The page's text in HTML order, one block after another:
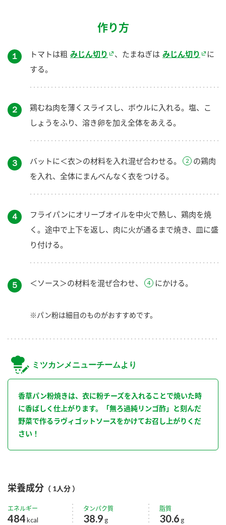
作り方
１ トマトは粗 みじん切り 、たまねぎは みじん切り
に
する。
２
鶏むね肉を薄くスライスし、ボウルに入れる。塩、こ
しょうをふり、溶き卵を加え全体をあえる。
３ バットに＜衣＞の材料を入れ混ぜ合わせる。
の鶏肉
を入れ、全体にまんべんなく衣をつける。
４
フライパンにオリーブオイルを中火で熱し、鶏肉を焼
く。途中で上下を返し、肉に火が通るまで焼き、皿に盛
り付ける。
５ ＜ソース＞の材料を混ぜ合わせ、 にかける。
※パン粉は細目のものがおすすめです。
ミツカンメニューチームより
香草パン粉焼きは、衣に粉チーズを入れることで焼いた時
に香ばしく仕上がります。「無ろ過純リンゴ酢」と刻んだ
野菜で作るラヴィゴットソースをかけてお召し上がりくだ
さい！
栄養成分 （ 1人分 ）
エネルギー
484kcal
タンパク質
38.9 g
脂質
30.6 g